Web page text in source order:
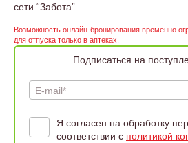
сети “Забота”.
Возможность онлайн-бронирования временно
для отпуска только в аптеках.
Подписаться на
E-mail*
Я согласен на обработку
соответствии с политикой